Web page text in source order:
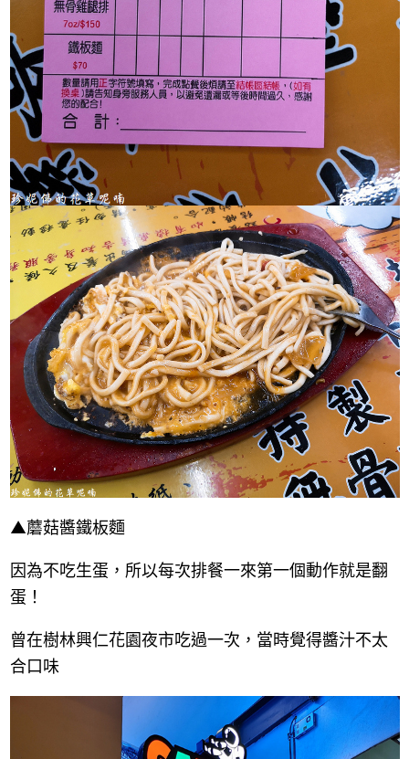
▲蘑菇醬鐵板麵
因為不吃生蛋，所以每次排餐一來第一個動作就是翻
蛋！
曾在樹林興仁花園夜市吃過一次，當時覺得醬汁不太
合口味